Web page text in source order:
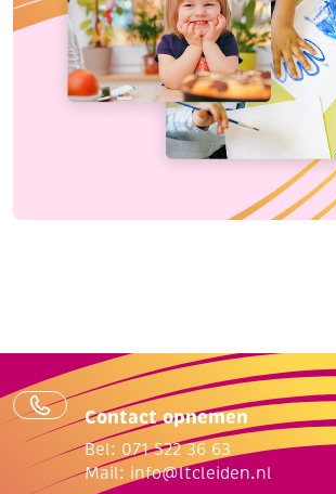
Contact opnemen
Bel: 071 522 36 63
Mail: info@ltcleiden.nl